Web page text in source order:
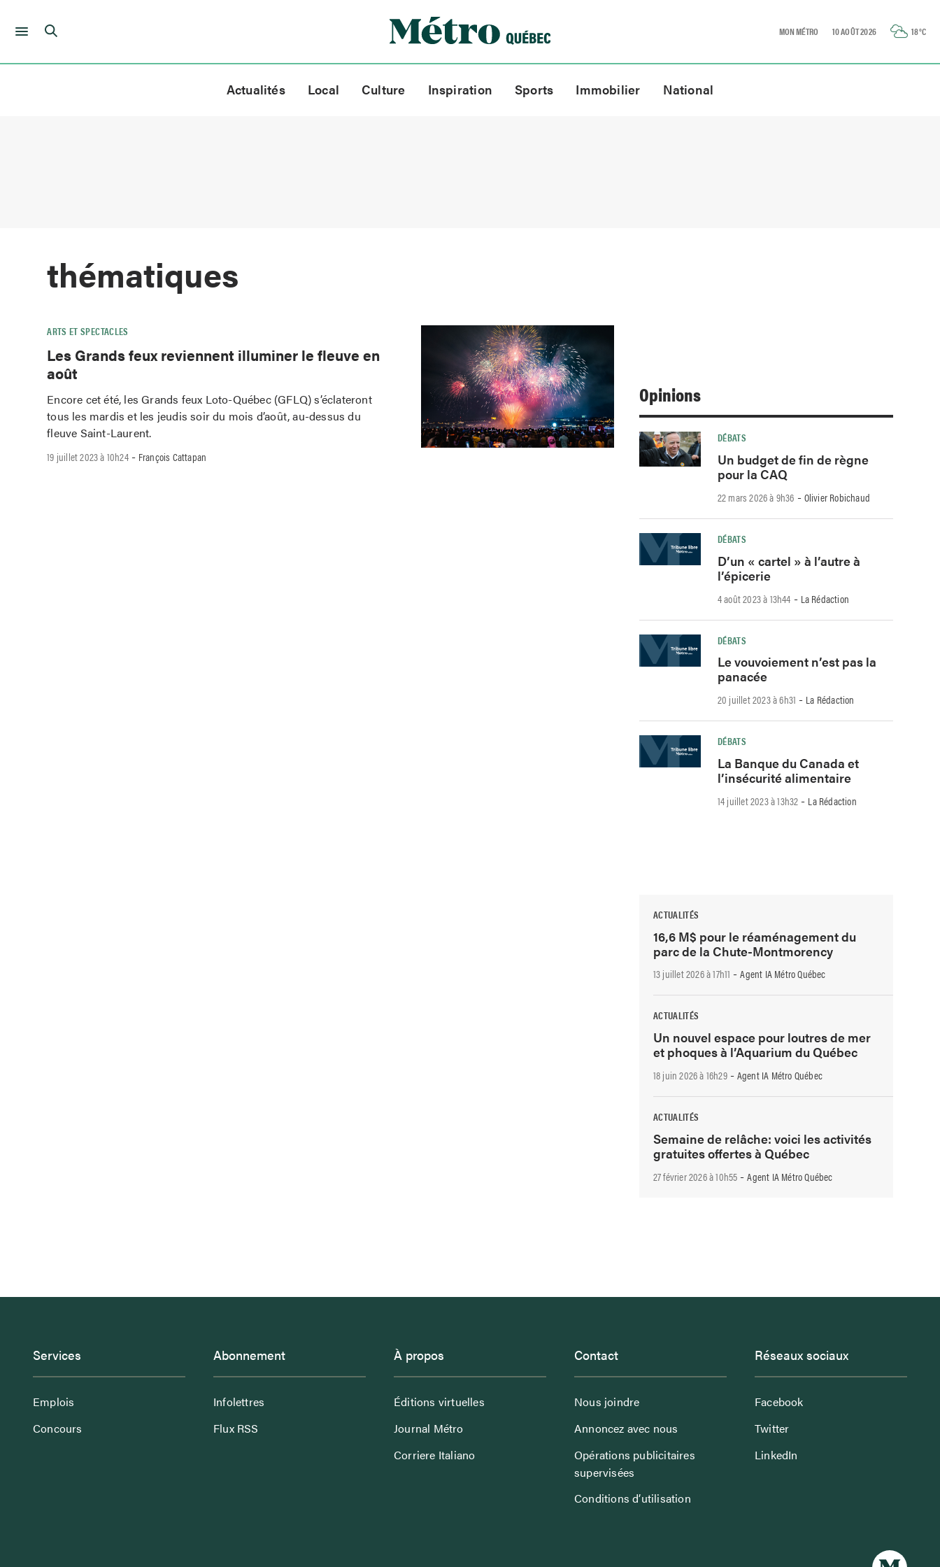
Skip
MON MÉTRO 10 AOÛT 2026 18°C
Actualités Local Culture Inspiration Sports Immobilier National
thématiques
ARTS ET SPECTACLES
Les Grands feux reviennent illuminer le fleuve en
août
Encore cet été, les Grands feux Loto-Québec (GFLQ) s’éclateront
tous les mardis et les jeudis soir du mois d’août, au-dessus du
fleuve Saint-Laurent.
19 juillet 2023 à 10h24- François Cattapan
Opinions
DÉBATS
Un budget de fin de règne
pour la CAQ
22 mars 2026 à 9h36 -Olivier Robichaud
DÉBATS
D’un « cartel » à l’autre à
l’épicerie
4 août 2023 à 13h44 - La Rédaction
DÉBATS
Le vouvoiement n’est pas la
panacée
20 juillet 2023 à 6h31 - La Rédaction
DÉBATS
La Banque du Canada et
l’insécurité alimentaire
14 juillet 2023 à 13h32 - La Rédaction
ACTUALITÉS
16,6 M$ pour le réaménagement du
parc de la Chute-Montmorency
13 juillet 2026 à 17h11 -Agent IA Métro Québec
ACTUALITÉS
Un nouvel espace pour loutres de mer
et phoques à l’Aquarium du Québec
18 juin 2026 à 16h29-Agent IA Métro Québec
ACTUALITÉS
Semaine de relâche: voici les activités
gratuites offertes à Québec
27 février 2026 à 10h55 -Agent IA Métro Québec
Services
Emplois
Concours
Abonnement
Infolettres
Flux RSS
À propos
Éditions virtuelles
Journal Métro
Corriere Italiano
Contact
Nous joindre
Annoncez avec nous
Opérations publicitaires
supervisées
Conditions d’utilisation
Réseaux sociaux
Facebook
Twitter
LinkedIn